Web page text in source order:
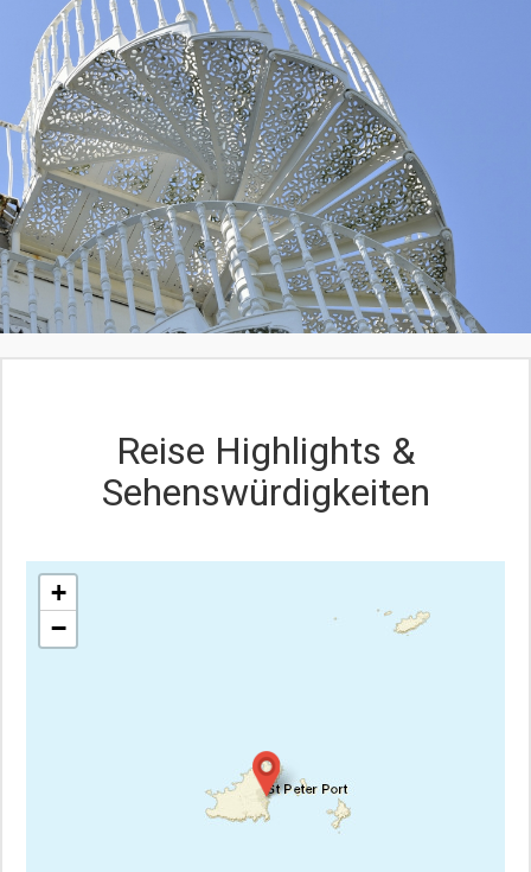
Atmosphäre eintauchen. Der Schriftsteller verlieh dem
Haus mit seiner genialen Kreativität eine symbolische
Dimension, in der Hinweise auf sein Schreiben, seine
Philosophie und seine Vision der Welt enthalten sind.
Im Garten pflanzte Hugo 1870 nach seiner Rückkehr aus
dem Exil eine amerikanische Eiche, um seine fortdauernde
Anwesenheit im Hauteville House zu markieren. Mit Blick
auf das Meer und die Kanalinseln war dieser Ort ideal
zum Tagträumen und Lesen.
Hauteville House blieb bis 1927 in der Familie und wurde
dann von Victor Hugos Enkelin Jeanne Negreponte und
den Kindern seines Enkels Georges Hugo anlässlich des
Reise Highlights &
Sehenswürdigkeiten
+
−